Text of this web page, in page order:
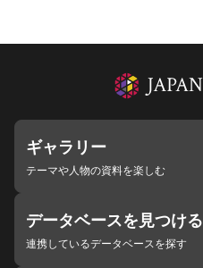
ギャラリー
テーマや人物の資料を楽しむ
データベースを見つける
連携しているデータベースを探す